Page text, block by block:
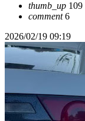
thumb_up 109
comment6
2026/02/19 09:19